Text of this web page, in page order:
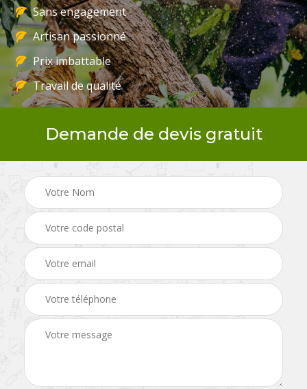
Sans engagement
Artisan passionné
Prix imbattable
Travail de qualité
Demande de devis gratuit